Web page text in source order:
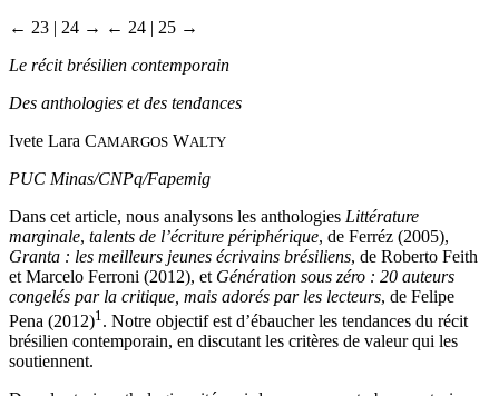
← 23 | 24 → ← 24 | 25 →
Le récit brésilien contemporain
Des anthologies et des tendances
Ivete Lara CAMARGOS WALTY
PUC Minas/CNPq/Fapemig
Dans cet article, nous analysons les anthologies Littérature
marginale, talents de l’écriture périphérique, de Ferréz (2005),
Granta : les meilleurs jeunes écrivains brésiliens, de Roberto Feith
et Marcelo Ferroni (2012), et Génération sous zéro : 20 auteurs
congelés par la critique, mais adorés par les lecteurs, de Felipe
Pena (2012)1 . Notre objectif est d’ébaucher les tendances du récit
brésilien contemporain, en discutant les critères de valeur qui les
soutiennent.